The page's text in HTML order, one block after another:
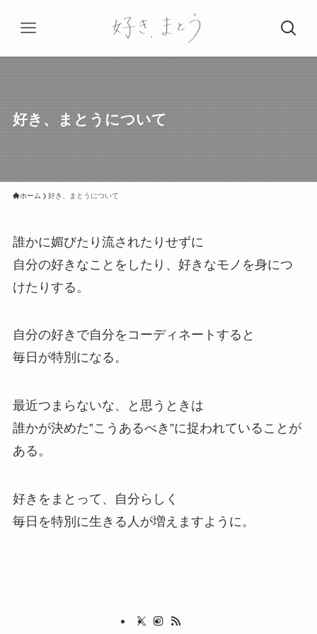
好き、まとうについて
ホーム 好き、まとうについて
誰かに媚びたり流されたりせずに
自分の好きなことをしたり、好きなモノを身につ
けたりする。
自分の好きで自分をコーディネートすると
毎日が特別になる。
最近つまらないな、と思うときは
誰かが決めた‟こうあるべき”に捉われていることが
ある。
好きをまとって、自分らしく
毎日を特別に生きる人が増えますように。